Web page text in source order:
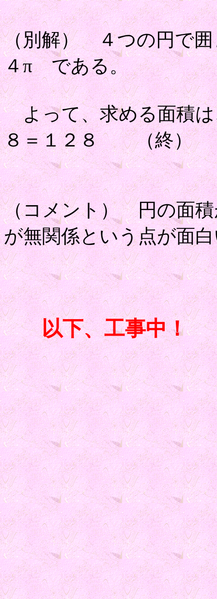
（別解） ４つの円で囲
４π である。
よって、求める面積は
８＝１２８ （終）
（コメント） 円の面積
が無関係という点が面
以下、工事中！